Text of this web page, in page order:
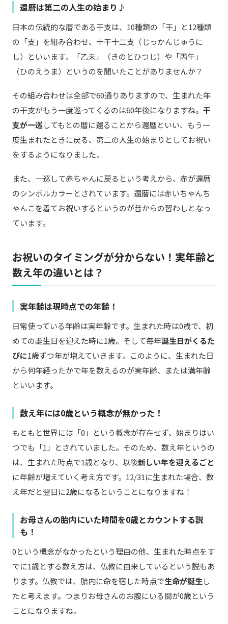
還暦は第二の人生の始まり♪
日本の伝統的な暦である干支は、10種類の「干」と12種類
の「支」を組み合わせ、十干十二支（じっかんじゅうに
し）といいます。「乙未」（きのとひつじ）や「丙午」
（ひのえうま）というのを聞いたことがありませんか？
その組み合わせは全部で60通りありますので、生まれた年
の干支がもう一度巡ってくるのは60年後になりますね。 干
支が一巡してもとの暦に還ることから還暦といい、もう一
度生まれたときに戻る、第二の人生の始まりとしてお祝い
をするようになりました。
また、一巡して赤ちゃんに戻るという考えから、赤が還暦
のシンボルカラーとされています。還暦には赤いちゃんち
ゃんこを着てお祝いするというのが昔からの習わしとなっ
ています。
お祝いのタイミングが分からない！実年齢と
数え年の違いとは？
実年齢は現時点での年齢！
日常使っている年齢は実年齢です。生まれた時は0歳で、初
めての誕生日を迎えた時に1歳。そして毎年誕生日がくるた
びに1歳ずつ年が増えていきます。このように、生まれた日
から何年経ったかで年を数えるのが実年齢、または満年齢
といいます。
数え年には0歳という概念が無かった！
もともと世界には「0」という概念が存在せず、始まりはい
つでも「1」とされていました。そのため、数え年というの
は、生まれた時点で1歳となり、以後新しい年を迎えるごと
に年齢が増えていく考え方です。12/31に生まれた場合、数
え年だと翌日に2歳になるということになりますね！
お母さんの胎内にいた時間を0歳とカウントする説
も！
0という概念がなかったという理由の他、生まれた時点をす
でに1歳とする数え方は、仏教に由来しているという説もあ
ります。仏教では、胎内に命を宿した時点で生命が誕生し
たと考えます。つまりお母さんのお腹にいる間が0歳という
ことになりますね。